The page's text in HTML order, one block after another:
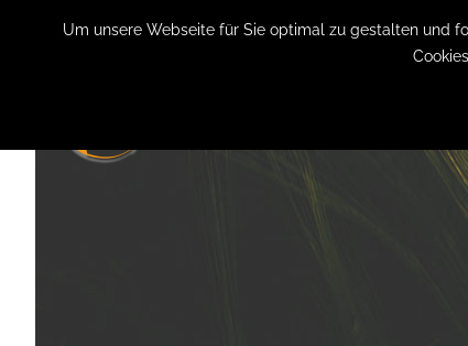
+49 (0) 151 19079060 info@privatpraxis-bertram.de
Um unsere Webseite für Sie optimal zu gestalten und